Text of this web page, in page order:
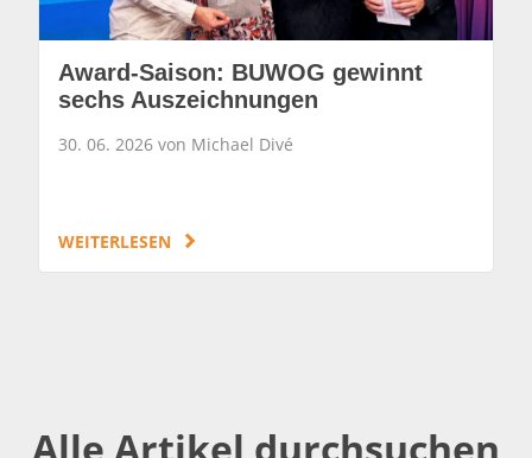
Award-Saison: BUWOG gewinnt
sechs Auszeichnungen
30. 06. 2026 von Michael Divé
WEITERLESEN